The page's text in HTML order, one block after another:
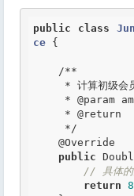
public class
ce {
/**
     *
@param
     *
@return
     */
@Override
public
// 具体的
return